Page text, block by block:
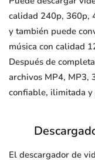
calidad 240p, 360p,
y también puede
música con calidad
Después de
archivos MP4, MP3,
confiable, ilimitada y
El descargador de